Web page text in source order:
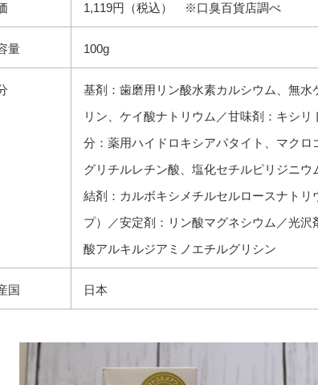
1,119円（税込） ※口臭百貨店調べ
量 100g
基剤：歯磨用リン酸水素カルシウム、無
リン、ケイ酸ナトリウム／甘味剤：キシ
分：薬用ハイドロキシアパタイト、マク
グリチルレチン酸、塩化セチルピリジニ
結剤：カルボキシメチルセルロースナト
プ）／安定剤：リン酸マグネシウム／光
酸アルキルジアミノエチルグリシン
国 日本